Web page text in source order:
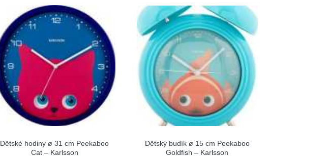
Dětské hodiny ø 31 cm Peekaboo
Cat – Karlsson
Dětský budík ø 15 cm Peekaboo
Goldfish – Karlsson